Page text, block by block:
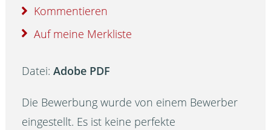
Kommentieren
Auf meine Merkliste
Datei:Adobe PDF
Die Bewerbung wurde von einem Bewerber
eingestellt. Es ist keine perfekte